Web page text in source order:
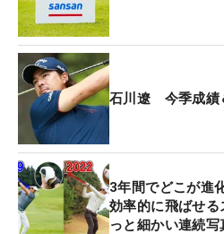
石川遼 今季成績
3年間でどこが進
効率的に飛ばせる
っと細かい連続写